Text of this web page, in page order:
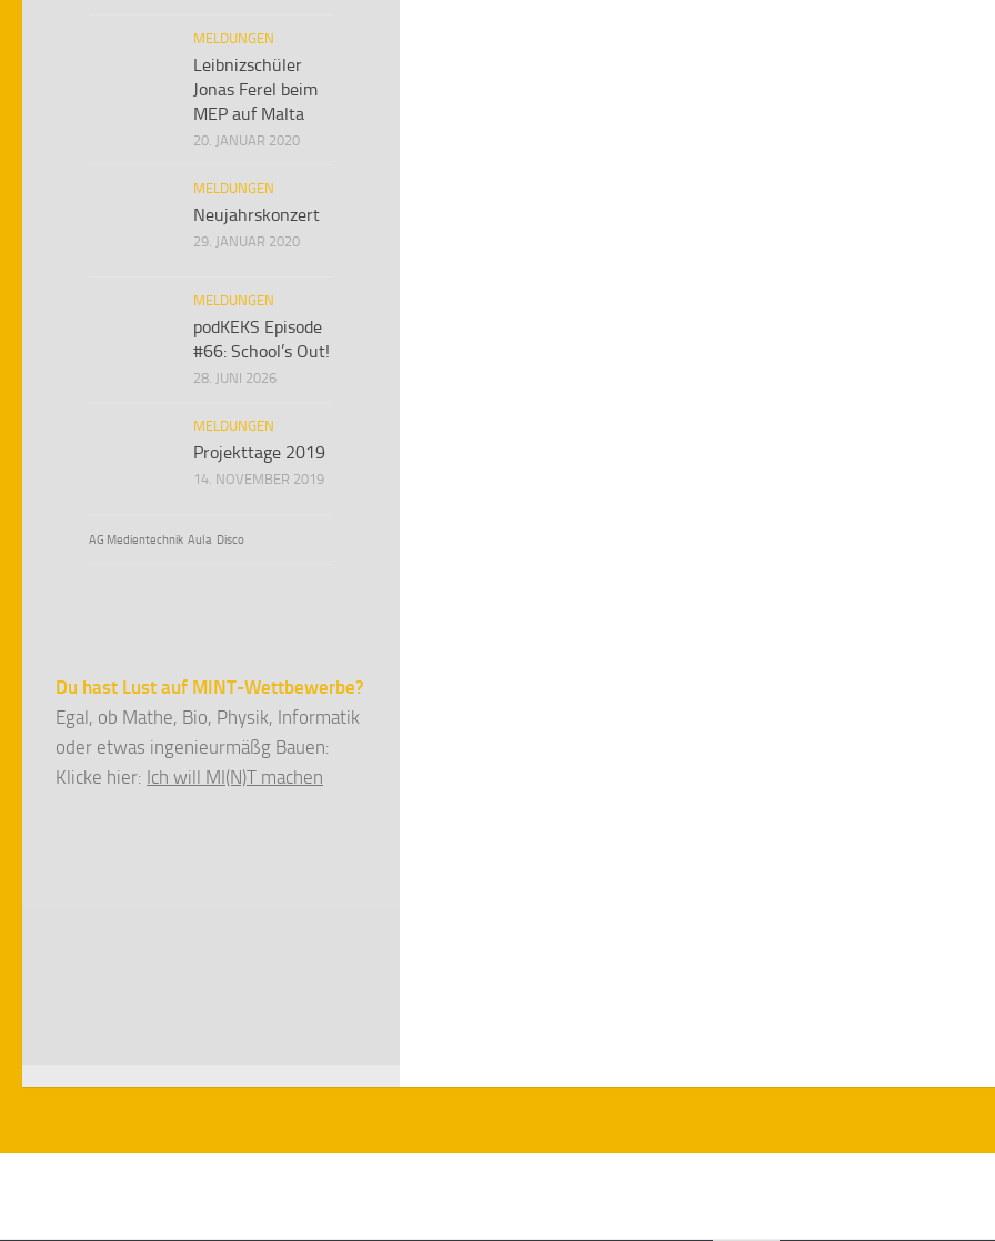
MELDUNGEN
Leibnizschüler
Jonas Ferel beim
MEP auf Malta
20. JANUAR 2020
MELDUNGEN
Neujahrskonzert
29. JANUAR 2020
MELDUNGEN
podKEKS Episode
#66: School’s Out!
28. JUNI 2026
MELDUNGEN
Projekttage 2019
14. NOVEMBER 2019
AG Medientechnik Aula Disco
Du hast Lust auf MINT-Wettbewerbe?
Egal, ob Mathe, Bio, Physik, Informatik
oder etwas ingenieurmäßg Bauen:
Klicke hier: Ich will MI(N)T machen